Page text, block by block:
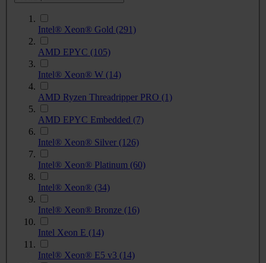
Intel® Xeon® Gold (291)
AMD EPYC (105)
Intel® Xeon® W (14)
AMD Ryzen Threadripper PRO (1)
AMD EPYC Embedded (7)
Intel® Xeon® Silver (126)
Intel® Xeon® Platinum (60)
Intel® Xeon® (34)
Intel® Xeon® Bronze (16)
Intel Xeon E (14)
Intel® Xeon® E5 v3 (14)